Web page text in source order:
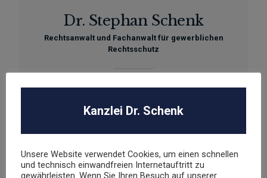
Dr. Stephan Schenk
Rechtsanwalt und Fachanwalt für gewerblichen
Rechtsschutz
sschenk@dr-schenk.net
TEL 0421 566 38 780
Kanzlei Dr. Schenk
Unsere Website verwendet Cookies, um einen schnellen
und technisch einwandfreien Internetauftritt zu
gewährleisten. Wenn Sie Ihren Besuch auf unserer